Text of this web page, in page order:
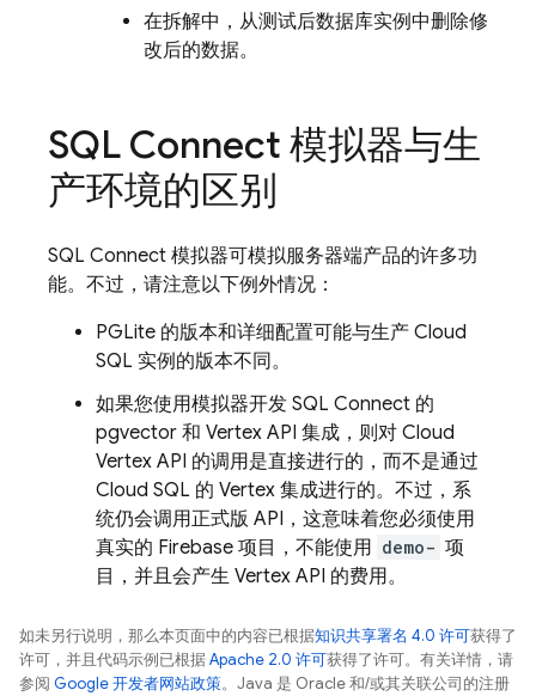
在拆解中，从测试后数据库实例中删除修
改后的数据。
SQL Connect 模拟器与生
产环境的区别
SQL Connect 模拟器可模拟服务器端产品的许多功
能。不过，请注意以下例外情况：
PGLite 的版本和详细配置可能与生产 Cloud
SQL 实例的版本不同。
如果您使用模拟器开发 SQL Connect 的
pgvector 和 Vertex API 集成，则对 Cloud
Vertex API 的调用是直接进行的，而不是通过
Cloud SQL 的 Vertex 集成进行的。不过，系
统仍会调用正式版 API，这意味着您必须使用
真实的 Firebase 项目，不能使用 demo- 项
目，并且会产生 Vertex API 的费用。
如未另行说明，那么本页面中的内容已根据知识共享署名 4.0 许可获得了
许可，并且代码示例已根据Apache 2.0 许可获得了许可。有关详情，请
参阅 Google 开发者网站政策。Java 是 Oracle 和/或其关联公司的注册